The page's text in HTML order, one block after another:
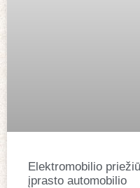
Elektromobilio
įprasto automobilio